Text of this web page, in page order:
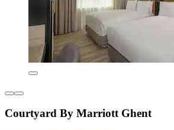
Courtyard By Marriott Ghent